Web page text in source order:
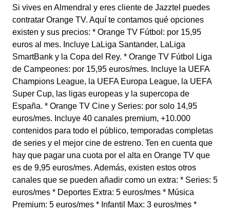
Si vives en Almendral y eres cliente de Jazztel puedes
contratar Orange TV. Aquí te contamos qué opciones
existen y sus precios: * Orange TV Fútbol: por 15,95
euros al mes. Incluye LaLiga Santander, LaLiga
SmartBank y la Copa del Rey. * Orange TV Fútbol Liga
de Campeones: por 15,95 euros/mes. Incluye la UEFA
Champions League, la UEFA Europa League, la UEFA
Super Cup, las ligas europeas y la supercopa de
España. * Orange TV Cine y Series: por solo 14,95
euros/mes. Incluye 40 canales premium, +10.000
contenidos para todo el público, temporadas completas
de series y el mejor cine de estreno. Ten en cuenta que
hay que pagar una cuota por el alta en Orange TV que
es de 9,95 euros/mes. Además, existen estos otros
canales que se pueden añadir como un extra: * Series: 5
euros/mes * Deportes Extra: 5 euros/mes * Música
Premium: 5 euros/mes * Infantil Max: 3 euros/mes *